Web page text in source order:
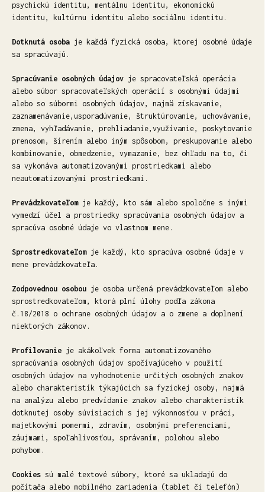
psychickú identitu, mentálnu identitu, ekonomickú
identitu, kultúrnu identitu alebo sociálnu identitu.
Dotknutá osoba je každá fyzická osoba, ktorej osobné údaje
sa spracúvajú.
Spracúvanie osobných údajov je spracovateľská operácia
alebo súbor spracovateľských operácií s osobnými údajmi
alebo so súbormi osobných údajov, najmä získavanie,
zaznamenávanie,usporadúvanie, štruktúrovanie, uchovávanie,
zmena, vyhľadávanie, prehliadanie,využívanie, poskytovanie
prenosom, šírením alebo iným spôsobom, preskupovanie alebo
kombinovanie, obmedzenie, vymazanie, bez ohľadu na to, či
sa vykonáva automatizovanými prostriedkami alebo
neautomatizovanými prostriedkami.
Prevádzkovateľomje každý, kto sám alebo spoločne s inými
vymedzí účel a prostriedky spracúvania osobných údajov a
spracúva osobné údaje vo vlastnom mene.
Sprostredkovateľom je každý, kto spracúva osobné údaje v
mene prevádzkovateľa.
Zodpovednou osobou je osoba určená prevádzkovateľom alebo
sprostredkovateľom, ktorá plní úlohy podľa zákona
č.18/2018 o ochrane osobných údajov a o zmene a doplnení
niektorých zákonov.
Profilovanie je akákoľvek forma automatizovaného
spracúvania osobných údajov spočívajúceho v použití
osobných údajov na vyhodnotenie určitých osobných znakov
alebo charakteristík týkajúcich sa fyzickej osoby, najmä
na analýzu alebo predvídanie znakov alebo charakteristík
dotknutej osoby súvisiacich s jej výkonnosťou v práci,
majetkovými pomermi, zdravím, osobnými preferenciami,
záujmami, spoľahlivosťou, správaním, polohou alebo
pohybom.
Cookies sú malé textové súbory, ktoré sa ukladajú do
počítača alebo mobilného zariadenia (tablet či telefón)